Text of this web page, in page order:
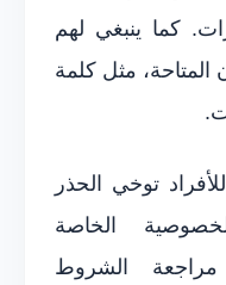
كما ينبغي لهم
المتاحة، مثل كلمة
توخي الحذر
الخاصة
مراجعة الشروط